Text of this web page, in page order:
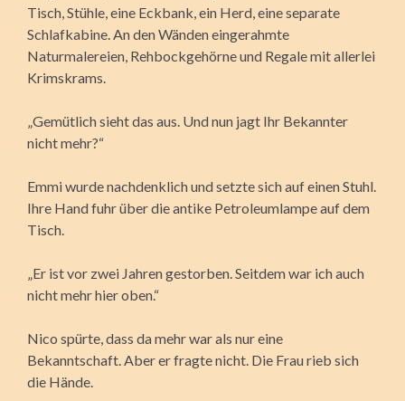
Tisch, Stühle, eine Eckbank, ein Herd, eine separate
Schlafkabine. An den Wänden eingerahmte
Naturmalereien, Rehbockgehörne und Regale mit allerlei
Krimskrams.
„Gemütlich sieht das aus. Und nun jagt Ihr Bekannter
nicht mehr?“
Emmi wurde nachdenklich und setzte sich auf einen Stuhl.
Ihre Hand fuhr über die antike Petroleumlampe auf dem
Tisch.
„Er ist vor zwei Jahren gestorben. Seitdem war ich auch
nicht mehr hier oben.“
Nico spürte, dass da mehr war als nur eine
Bekanntschaft. Aber er fragte nicht. Die Frau rieb sich
die Hände.